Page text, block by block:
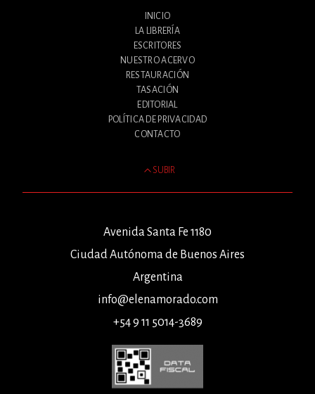
INICIO
LA LIBRERÍA
ESCRITORES
NUESTRO ACERVO
RESTAURACIÓN
TASACIÓN
EDITORIAL
POLÍTICA DE PRIVACIDAD
CONTACTO
SUBIR
Avenida Santa Fe 1180
Ciudad Autónoma de Buenos Aires
Argentina
info@elenamorado.com
+54 9 11 5014-3689